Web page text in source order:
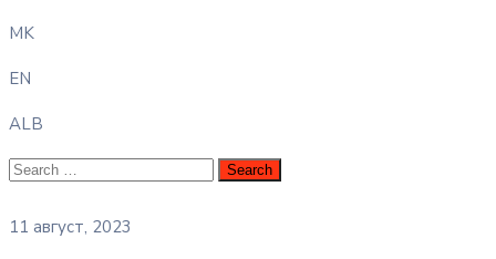
MK
EN
ALB
11 август, 2023